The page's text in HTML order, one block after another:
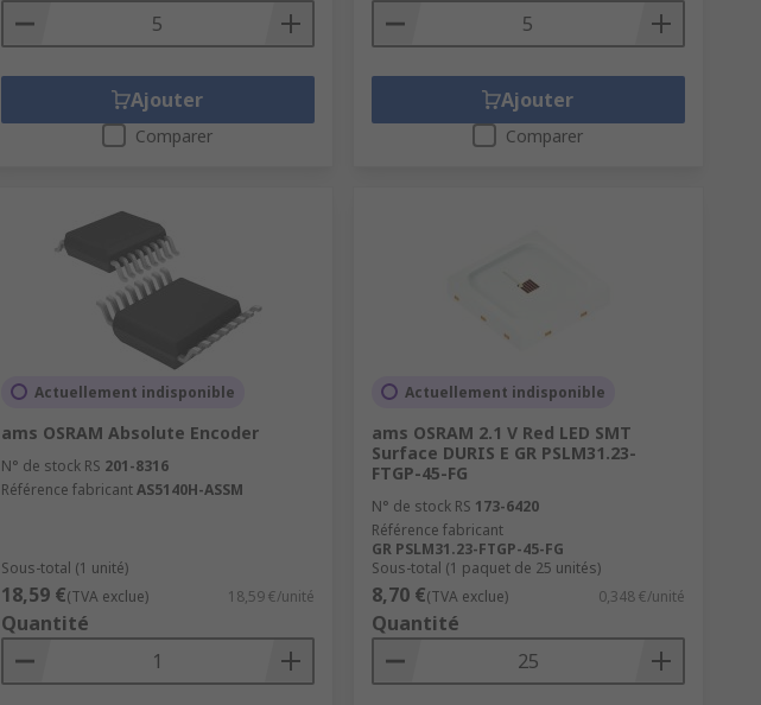
Ajouter
Comparer
Ajouter
Comparer
Actuellement indisponible
ams OSRAM Absolute Encoder
N° de stock RS 201-8316
Référence fabricantAS5140H-ASSM
Sous-total (1 unité)
18,59 €(TVA exclue) 18,59 €/unité
Quantité
Actuellement indisponible
ams OSRAM 2.1 V Red LED SMT
Surface DURIS E GR PSLM31.23-
FTGP-45-FG
N° de stock RS 173-6420
Référence fabricant
GR PSLM31.23-FTGP-45-FG
Sous-total (1 paquet de 25 unités)
8,70 €(TVA exclue) 0,348 €/unité
Quantité